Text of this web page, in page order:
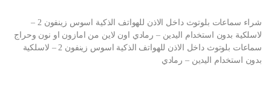
شراء سماعات بلوتوث داخل الاذن للهواتف الذكية اسوس زينفون 2 –
لاسلكية بدون استخدام اليدين – رمادي اون لاين من امازون او نون وحراج
سماعات بلوتوث داخل الاذن للهواتف الذكية اسوس زينفون 2 – لاسلكية
بدون استخدام اليدين – رمادي